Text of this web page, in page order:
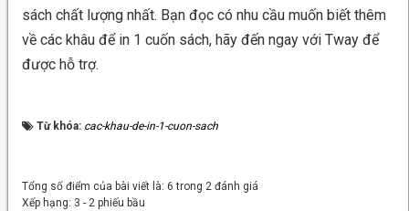
sách chất lượng nhất. Bạn đọc có nhu cầu muốn biết thêm
về các khâu để in 1 cuốn sách, hãy đến ngay với Tway để
được hỗ trợ.
Từ khóa: cac-khau-de-in-1-cuon-sach
Tổng số điểm của bài viết là: 6 trong 2 đánh giá
Xếp hạng: 3 -2 phiếu bầu